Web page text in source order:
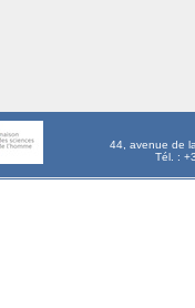
44, avenue de
Tél. :